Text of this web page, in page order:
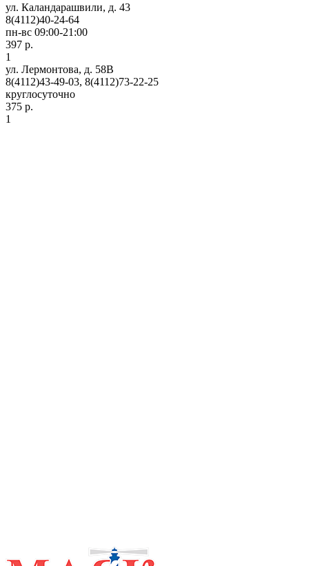
ул. Каландарашвили, д. 43
8(4112)40-24-64
пн-вс 09:00-21:00
397 р.
1
ул. Лермонтова, д. 58В
8(4112)43-49-03, 8(4112)73-22-25
круглосуточно
375 р.
1